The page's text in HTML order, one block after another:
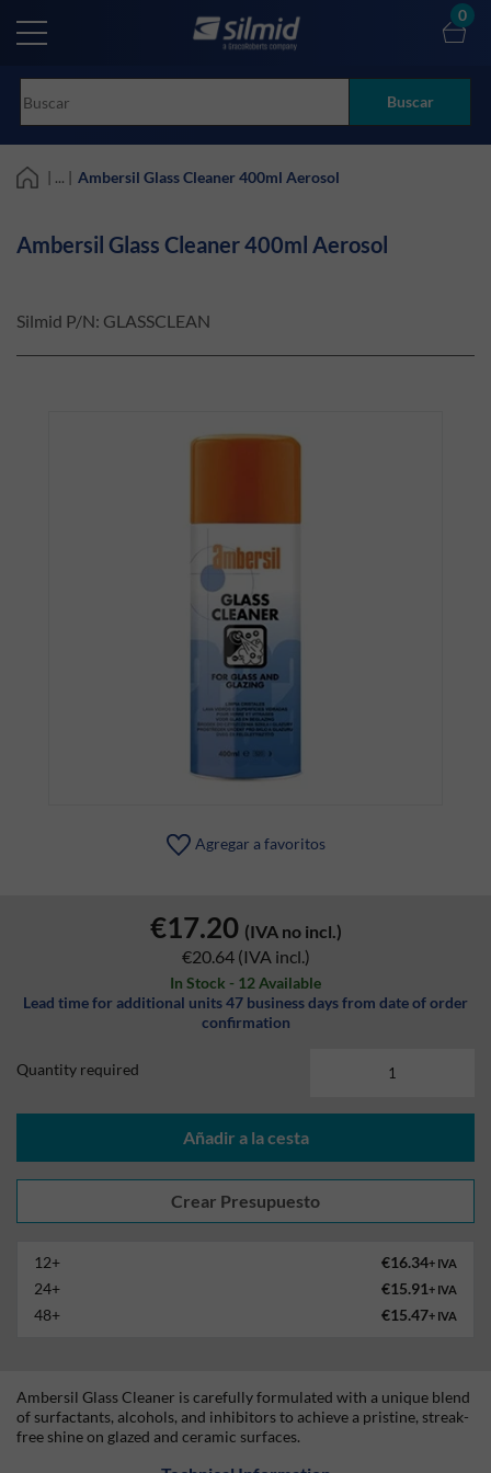
main
Buscar
0
| ... | Ambersil Glass Cleaner 400ml Aerosol
Ambersil Glass Cleaner 400ml Aerosol
Silmid P/N: GLASSCLEAN
Agregar a favoritos
€17.20 (IVA no incl.)
€20.64 (IVA incl.)
In Stock - 12 Available
Lead time for additional units 47 business days from date of order
confirmation
Quantity required
Añadir a la cesta
12+ €16.34+ IVA
24+ €15.91+ IVA
48+ €15.47+ IVA
Ambersil Glass Cleaner is carefully formulated with a unique blend
of surfactants, alcohols, and inhibitors to achieve a pristine, streak-
free shine on glazed and ceramic surfaces.